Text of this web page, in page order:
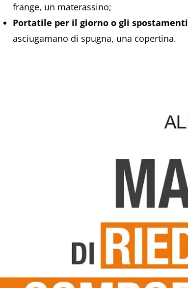
frange, un materassino;
Portatile per il giorno o gli spostamenti
asciugamano di spugna, una copertina.